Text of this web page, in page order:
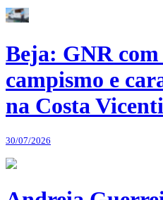
Beja: GNR com
campismo e
na Costa
30/07/2026